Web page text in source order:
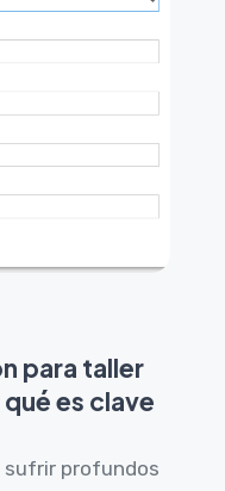
para taller
es clave
sufrir profundos